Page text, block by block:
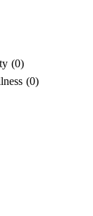
(0)
(0)